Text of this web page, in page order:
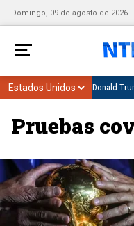
Domingo, 09 de agosto de 2026
Donald
Pruebas